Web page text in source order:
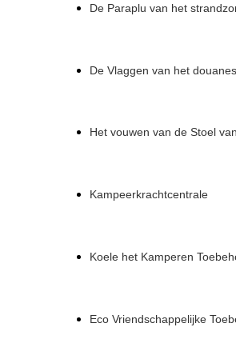
De Paraplu van het
De Vlaggen van het
Het vouwen van de Stoel
Kampeerkrachtcentrale
Koele het Kamperen
Eco Vriendschappelijke